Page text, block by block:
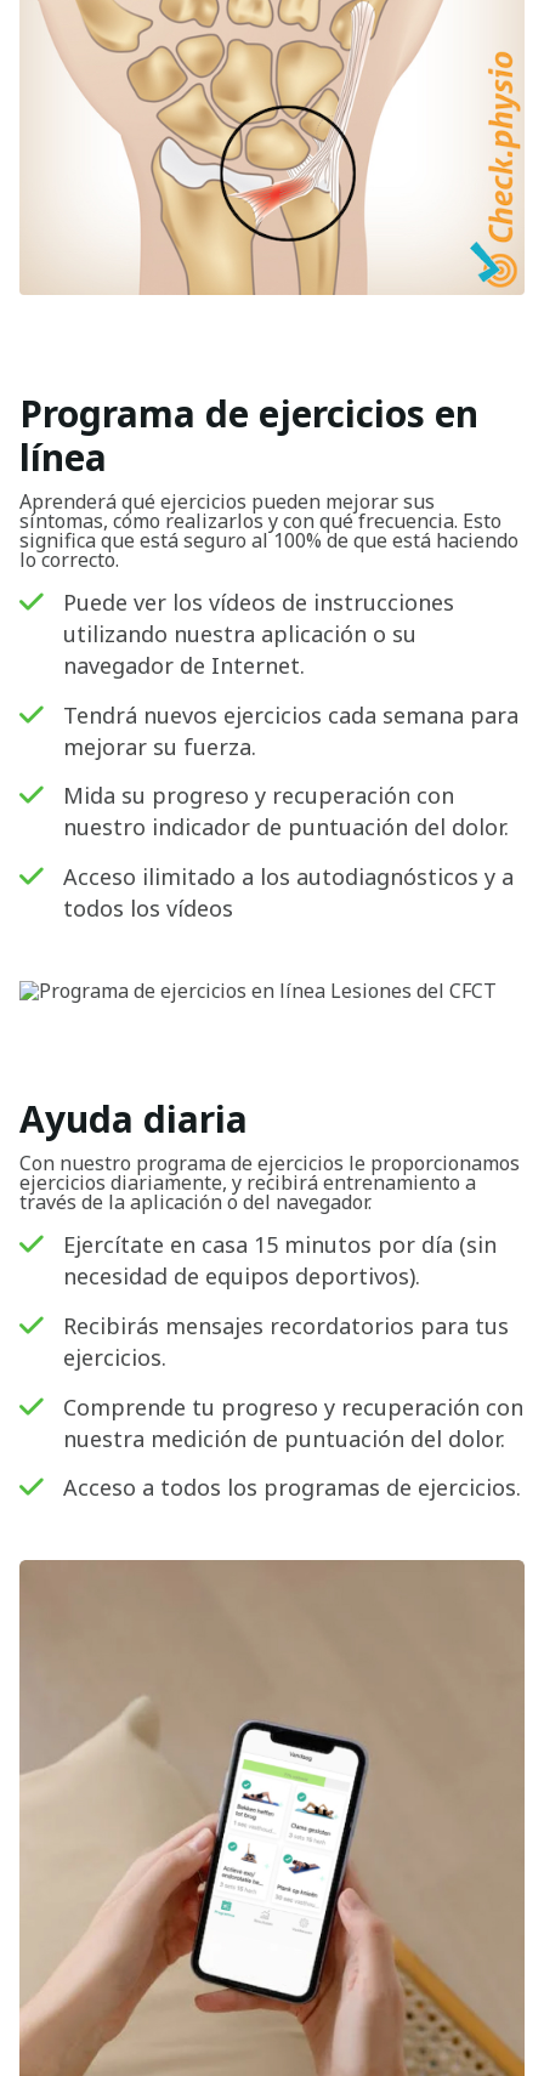
Buscar
Programa de ejercicios en
línea
Aprenderá qué ejercicios pueden mejorar sus
síntomas, cómo realizarlos y con qué frecuencia. Esto
significa que está seguro al 100% de que está haciendo
lo correcto.
Puede ver los vídeos de instrucciones
utilizando nuestra aplicación o su
navegador de Internet.
Tendrá nuevos ejercicios cada semana para
mejorar su fuerza.
Mida su progreso y recuperación con
nuestro indicador de puntuación del dolor.
Acceso ilimitado a los autodiagnósticos y a
todos los vídeos
Ayuda diaria
Con nuestro programa de ejercicios le proporcionamos
ejercicios diariamente, y recibirá entrenamiento a
través de la aplicación o del navegador.
Ejercítate en casa 15 minutos por día (sin
necesidad de equipos deportivos).
Recibirás mensajes recordatorios para tus
ejercicios.
Comprende tu progreso y recuperación con
nuestra medición de puntuación del dolor.
Acceso a todos los programas de ejercicios.